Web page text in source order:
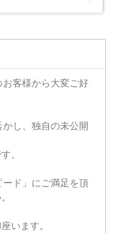
客様から大変ご好
し、独自の未公開
。
ド」にご満足を頂
います。